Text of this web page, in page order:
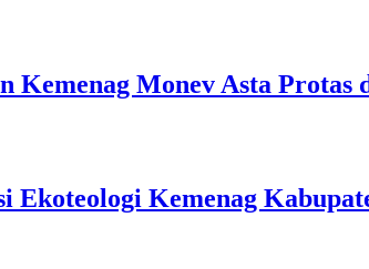
Monev Asta Protas
Ekoteologi Kemenag